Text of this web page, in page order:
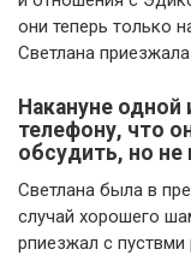
они теперь только
Светлана
Накануне
телефону, что
обсудить, но не
Светлана была в
случай хорошего
рпиезжал с пуствми